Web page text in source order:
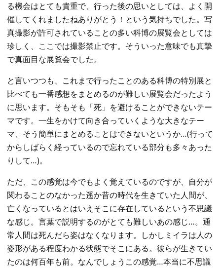
る機会はとても貴重で、行った後の思いとしては、よく開
催してくれましたねありがとう！という気持ちでした。写
真撮影が許可されていることの多い科博の展覧会としては
珍しく、ここでは撮影禁止です。そういった意味でも真摯
で真面目な展覧会でした。
と言いつつも、これまで行ったことのある科博の特別展と
比べても一番感想をまとめるのが難しい展覧会だったよう
に思います。そもそも「死」を避けることができないテー
マです。一生をかけて向き合っていくような大きなテー
マ、そう簡単にまとめることはできないというか…(行って
からしばらく経っているので忘れている部分も多々あった
りして…)。
ただ、この感覚は今でもよく覚えているのですが、自分が
関わることのなかった遥か昔の時代を生きていた人間が、
亡くなっているとはいえそこに存在しているという不思議
な感じ。言葉で説明するのがとても難しいあの感じ…。通
常人間は死んだら姿はなくなります。しかしミイラは人の
姿形がある程度わかる状態でそこにある。彼らが生きてい
たのは何百年も前。なんでしょうこの感覚…本当に不思議